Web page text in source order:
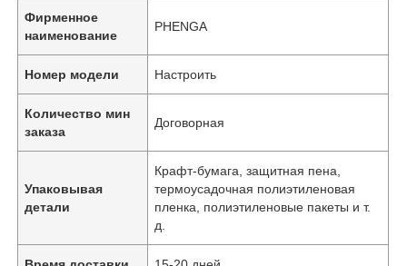
Фирменное
наименование
PHENGA
Номер модели Настроить
Количество мин
заказа
Договорная
Упаковывая
детали
Крафт-бумага, защитная пена,
термоусадочная полиэтиленовая
пленка, полиэтиленовые пакеты и т.
д.